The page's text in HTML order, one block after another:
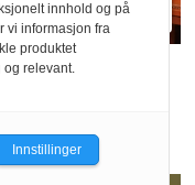
innhold og på
vi informasjon fra
produktet
og relevant.
Innstillinger